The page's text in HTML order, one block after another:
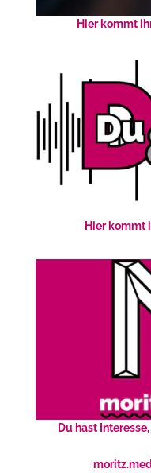
Hier kommt
Hier kommt
Du hast